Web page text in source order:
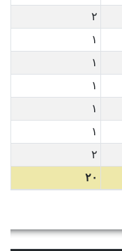
٢
١
١
١
١
١
٢
٢٠